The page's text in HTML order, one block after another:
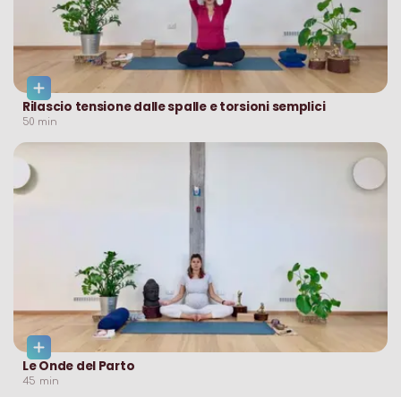
Rilascio tensione dalle spalle e torsioni semplici
50 min
Le Onde del Parto
45 min